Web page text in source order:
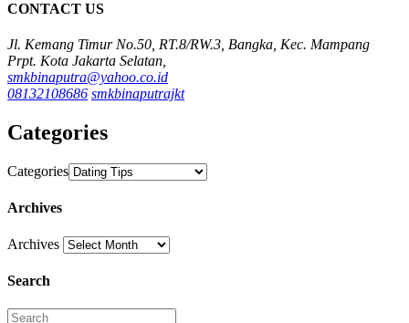
CONTACT US
Jl. Kemang Timur No.50, RT.8/RW.3, Bangka, Kec. Mampang
Prpt. Kota Jakarta Selatan,
smkbinaputra@yahoo.co.id
08132108686 smkbinaputrajkt
Categories
Categories
Archives
Archives
Search